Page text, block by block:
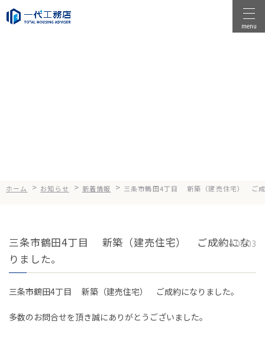
企業方針
コンセプト
選ばれる理由
menu
ホーム > お知らせ > 新着情報 > 三条市鶴田4丁目 新築（建売住宅） ご成
三条市鶴田4丁目 新築（建売住宅） ご成約にな
りました。
2024.08.03
三条市鶴田4丁目 新築（建売住宅） ご成約になりました。
多数のお問合せを頂き誠にありがとうございました。